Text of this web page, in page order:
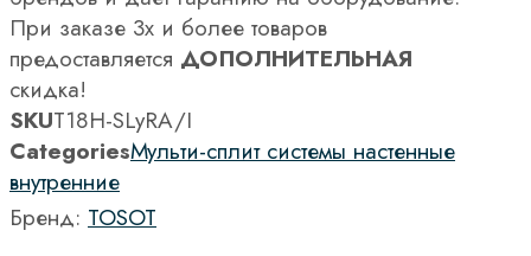
При заказе 3х и более товаров
предоставляется ДОПОЛНИТЕЛЬНАЯ
скидка!
SKUT18H-SLyRA/I
CategoriesМульти-сплит системы настенные
внутренние
Бренд: TOSOT